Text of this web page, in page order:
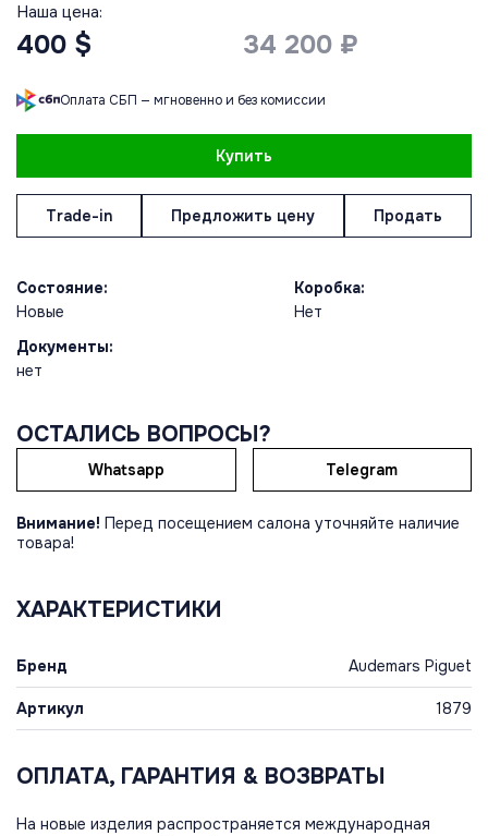
Наша цена:
400 $ 34 200 ₽
Оплата СБП — мгновенно и без комиссии
Купить
Trade-in Предложить цену Продать
Состояние:
Новые
Коробка:
Нет
Документы:
нет
ОСТАЛИСЬ ВОПРОСЫ?
Whatsapp Telegram
Внимание! Перед посещением салона уточняйте наличие
товара!
ХАРАКТЕРИСТИКИ
Бренд Audemars Piguet
Артикул 1879
ОПЛАТА, ГАРАНТИЯ & ВОЗВРАТЫ
На новые изделия распространяется международная